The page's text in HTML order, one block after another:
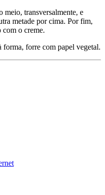
transversalmente, e
metade por cima. Por fim,
com o creme.
forma, forre com papel vegetal.